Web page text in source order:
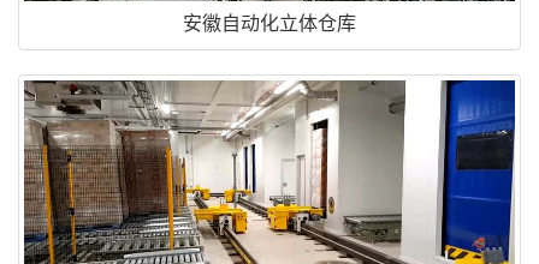
安徽自动化立体仓库